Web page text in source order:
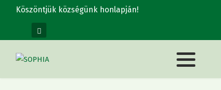
Köszöntjük községünk honlapján!